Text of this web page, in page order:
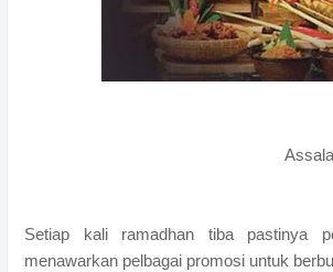
Setiap kali ramadhan tiba pastinya
menawarkan pelbagai promosi untuk